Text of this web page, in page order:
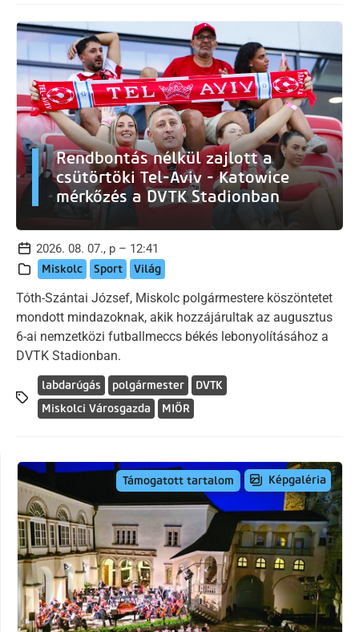
Rendbontás nélkül zajlott a
csütörtöki Tel-Aviv - Katowice
mérkőzés a DVTK Stadionban
2026. 08. 07., p – 12:41
Miskolc Sport Világ
Tóth-Szántai József, Miskolc polgármestere köszöntetet
mondott mindazoknak, akik hozzájárultak az augusztus
6-ai nemzetközi futballmeccs békés lebonyolításához a
DVTK Stadionban.
labdarúgás polgármester
DVTK
Miskolci Városgazda
MIÖR
Támogatott tartalom Képgaléria